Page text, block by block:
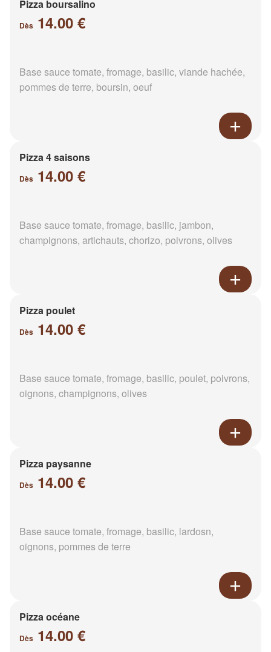
Pizza boursalino
Dès 14.00 €
Base sauce tomate, fromage, basilic, viande hachée,
pommes de terre, boursin, oeuf
Pizza 4 saisons
Dès 14.00 €
Base sauce tomate, fromage, basilic, jambon,
champignons, artichauts, chorizo, poivrons, olives
Pizza poulet
Dès 14.00 €
Base sauce tomate, fromage, basilic, poulet, poivrons,
oignons, champignons, olives
Pizza paysanne
Dès 14.00 €
Base sauce tomate, fromage, basilic, lardosn,
oignons, pommes de terre
Pizza océane
Dès 14.00 €